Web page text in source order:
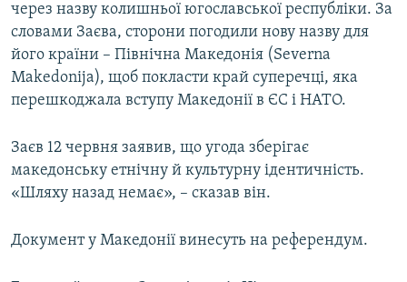
через назву колишньої югославської республіки. За
словами Заєва, сторони погодили нову назву для
його країни – Північна Македонія (Severna
Makedonija), щоб покласти край суперечці, яка
перешкоджала вступу Македонії в ЄС і НАТО.
Заєв 12 червня заявив, що угода зберігає
македонську етнічну й культурну ідентичність.
«Шляху назад немає», – сказав він.
Документ у Македонії винесуть на референдум.